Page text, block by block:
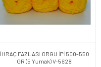
İHRAÇ FAZLASI ÖRGÜ İPİ 500-550
GR (5 Yumak) V-5628